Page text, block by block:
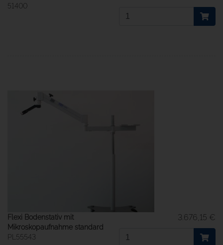
51400
Flexi Bodenstativ mit
Mikroskopaufnahme standard
PL55543
3.676,15 €